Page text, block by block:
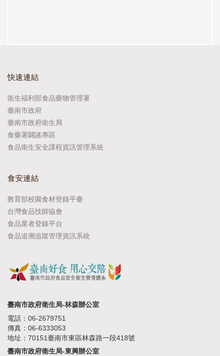
快速連結
衛生福利部食品藥物管理署
臺南市政府
臺南市政府衛生局
食藥署闢謠專區
食品衛生安全課程資訊管理系統
食安連結
教育部校園食材登錄平臺
台灣食品技師協會
食品業者登錄平台
食品追溯追蹤管理資訊系統
臺南市政府衛生局-林森辦公室
電話：06-2679751
傳真：06-6333053
地址：70151臺南市東區林森路一段418號
臺南市政府衛生局-東興辦公室